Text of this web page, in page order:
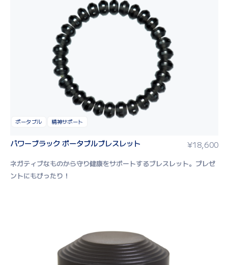
ポータブル 精神サポート
パワーブラック ポータブルブレスレット ¥18,600
ネガティブなものから守り健康をサポートするブレスレット。 プレゼ
ントにもぴったり！